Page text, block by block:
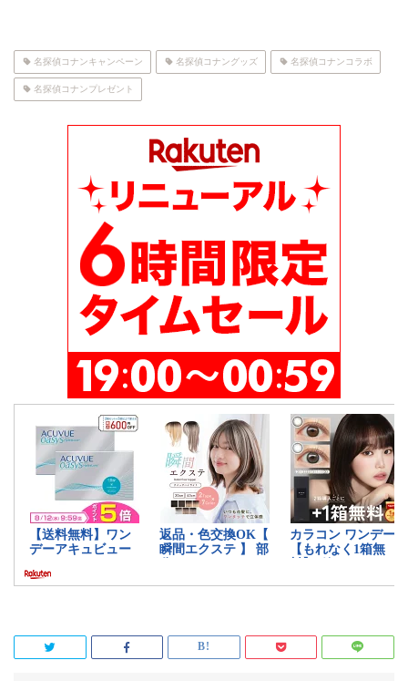
名探偵コナンキャンペーン 名探偵コナングッズ 名探偵コナンコラボ
名探偵コナンプレゼント